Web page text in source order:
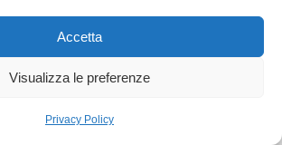
Accetta
Visualizza le preferenze
Privacy Policy
|Contact|Privacy and Cookie Policy